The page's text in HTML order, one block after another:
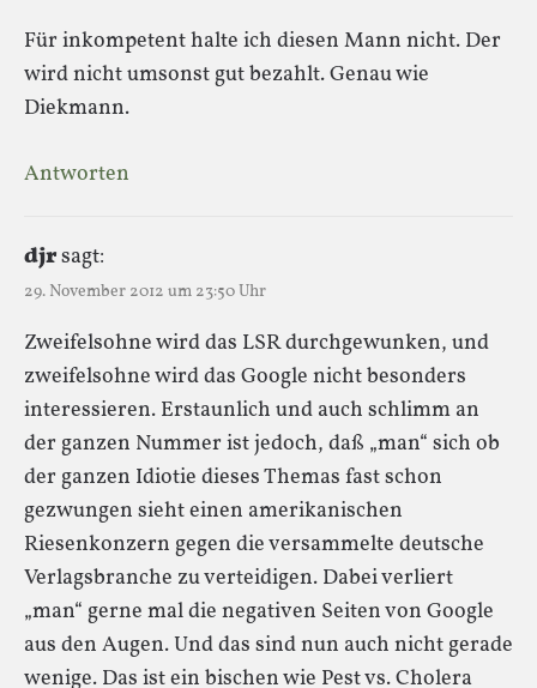
Für inkompetent halte ich diesen Mann nicht. Der
wird nicht umsonst gut bezahlt. Genau wie
Diekmann.
Antworten
djrsagt:
29. November 2012 um 23:50 Uhr
Zweifelsohne wird das LSR durchgewunken, und
zweifelsohne wird das Google nicht besonders
interessieren. Erstaunlich und auch schlimm an
der ganzen Nummer ist jedoch, daß „man“ sich ob
der ganzen Idiotie dieses Themas fast schon
gezwungen sieht einen amerikanischen
Riesenkonzern gegen die versammelte deutsche
Verlagsbranche zu verteidigen. Dabei verliert
„man“ gerne mal die negativen Seiten von Google
aus den Augen. Und das sind nun auch nicht gerade
wenige. Das ist ein bischen wie Pest vs. Cholera